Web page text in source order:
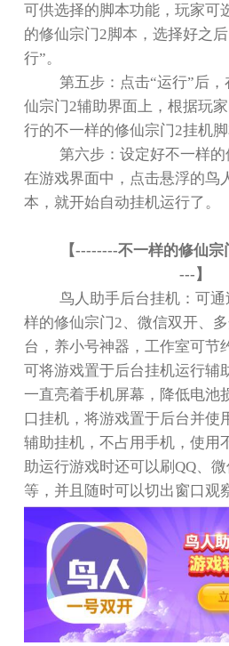
可供选择的脚本功能，玩家可
的修仙宗门2脚本，选择好之
行”。
第五步：点击“运行”后
仙宗门2辅助界面上，根据玩
行的不一样的修仙宗门2挂机脚
第六步：设定好不一样
在游戏界面中，点击悬浮的鸟
本，就开始自动挂机运行了。
【--------不一样的修仙宗
--- 】
鸟人助手后台挂机：可
样的修仙宗门2、微信双开、
台，养小号神器，工作室可节
可将游戏置于后台挂机运行辅
一直亮着手机屏幕，降低电池
口挂机，将游戏置于后台并使
辅助挂机，不占用手机，使用
助运行游戏时还可以刷QQ、
等，并且随时可以切出窗口观